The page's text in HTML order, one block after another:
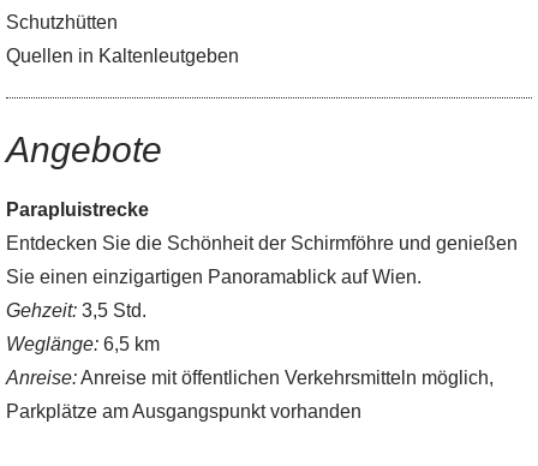
Schutzhütten
Quellen in Kaltenleutgeben
Angebote
Parapluistrecke
Entdecken Sie die Schönheit der Schirmföhre und genießen
Sie einen einzigartigen Panoramablick auf Wien.
Gehzeit: 3,5 Std.
Weglänge: 6,5 km
Anreise:Anreise mit öffentlichen Verkehrsmitteln möglich,
Parkplätze am Ausgangspunkt vorhanden